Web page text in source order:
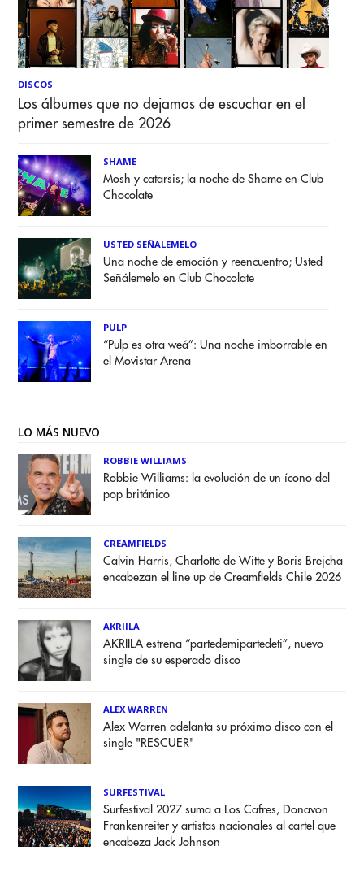
DISCOS
Los álbumes que no dejamos de escuchar en el
primer semestre de 2026
SHAME
Mosh y catarsis; la noche de Shame en Club
Chocolate
USTED SEÑALEMELO
Una noche de emoción y reencuentro; Usted
Señálemelo en Club Chocolate
PULP
“Pulp es otra weá”: Una noche imborrable en
el Movistar Arena
LO MÁS NUEVO
ROBBIE WILLIAMS
Robbie Williams: la evolución de un ícono del
pop británico
CREAMFIELDS
Calvin Harris, Charlotte de Witte y Boris Brejcha
encabezan el line up de Creamfields Chile 2026
AKRIILA
AKRIILA estrena “partedemipartedeti”, nuevo
single de su esperado disco
ALEX WARREN
Alex Warren adelanta su próximo disco con el
single "RESCUER"
SURFESTIVAL
Surfestival 2027 suma a Los Cafres, Donavon
Frankenreiter y artistas nacionales al cartel que
encabeza Jack Johnson